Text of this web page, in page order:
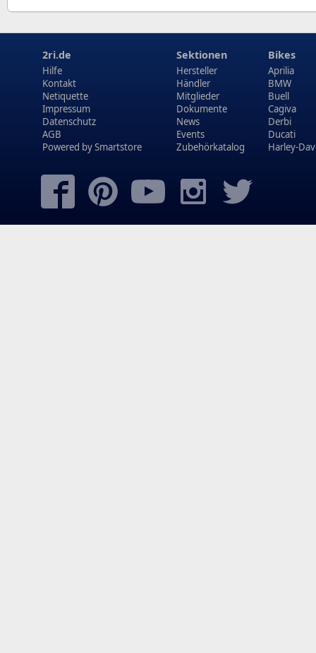
2ri.de
Hilfe
Kontakt
Netiquette
Impressum
Datenschutz
AGB
Powered bySmartstore
Sektionen
Hersteller
Händler
Mitglieder
Dokumente
News
Events
Zubehörkatalog
Bikes
Aprilia
BMW
Buell
Cagiva
Derbi
Ducati
Harley-